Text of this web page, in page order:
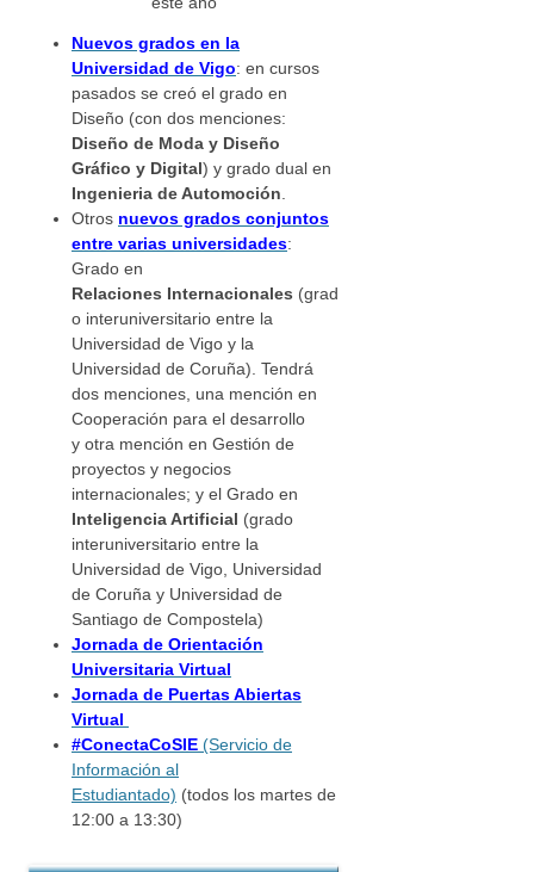
Nuevos grados en la
Universidad de Vigo: en cursos
pasados se creó el grado en
Diseño (con dos menciones:
Diseño de Moda y Diseño
Gráfico y Digital) y grado dual en
Ingenieria de Automoción
Otros nuevos grados conjuntos
entre varias universidades:
Grado en
Relaciones Internacionales (grad
o interuniversitario entre la
Universidad de Vigo y la
Universidad de Coruña). Tendrá
dos menciones, una mención en
Cooperación para el desarrollo
y otra mención en Gestión de
proyectos y negocios
internacionales; y el Grado en
Inteligencia Artificial (grado
interuniversitario entre la
Universidad de Vigo, Universidad
de Coruña y Universidad de
Santiago de Compostela)
Jornada de Orientación
Universitaria Virtual
Jornada de Puertas Abiertas
Virtual
#ConectaCoSIE (Servicio de
Información al
Estudiantado) (todos los martes de
12:00 a 13:30)